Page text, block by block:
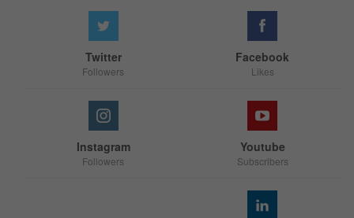
Facebook
Likes
Twitter
Followers
Youtube
Subscribers
Instagram
Followers